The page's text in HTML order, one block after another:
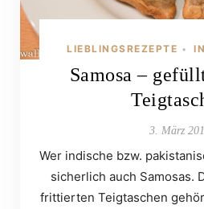
LIEBLINGSREZEPTE •
Samosa –
3. März
Wer indische bzw.
sicherlich auch Samosas.
frittierten Teigtaschen